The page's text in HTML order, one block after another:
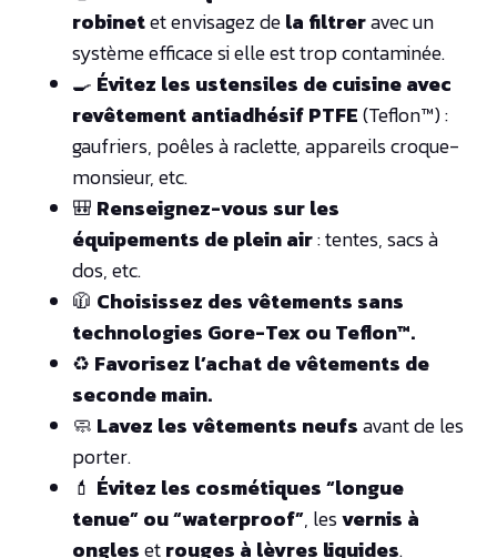
robinetet envisagez dela filtreravec un
système efficace si elle est trop contaminée.
🍳 Évitez les ustensiles de cuisine avec
revêtement antiadhésif PTFE(Teflon™) :
gaufriers, poêles à raclette, appareils croque-
monsieur, etc.
🎒 Renseignez-vous sur les
équipements de plein air: tentes, sacs à
dos, etc.
🧥 Choisissez des vêtements sans
technologies Gore-Tex ou Teflon™.
♻️ Favorisez l’achat de vêtements de
seconde main.
🧼 Lavez les vêtements neufsavant de les
porter.
💄 Évitez les cosmétiques “longue
tenue” ou “waterproof”, lesvernis à
onglesetrouges à lèvres liquides.